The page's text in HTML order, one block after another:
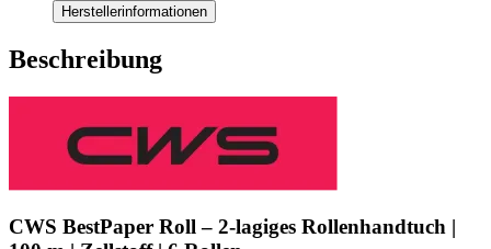
Herstellerinformationen
Beschreibung
CWS BestPaper Roll – 2-lagiges Rollenhandtuch |